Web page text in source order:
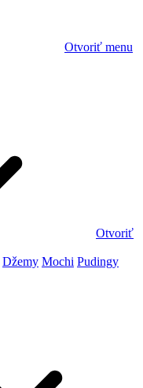
Otvoriť menu
Otvoriť
Džemy Mochi Pudingy